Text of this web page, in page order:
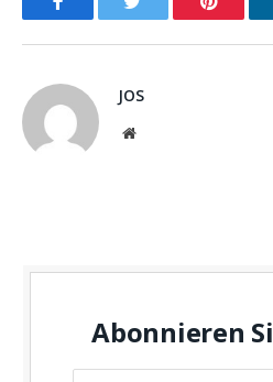
JOS
Website
Abonnieren